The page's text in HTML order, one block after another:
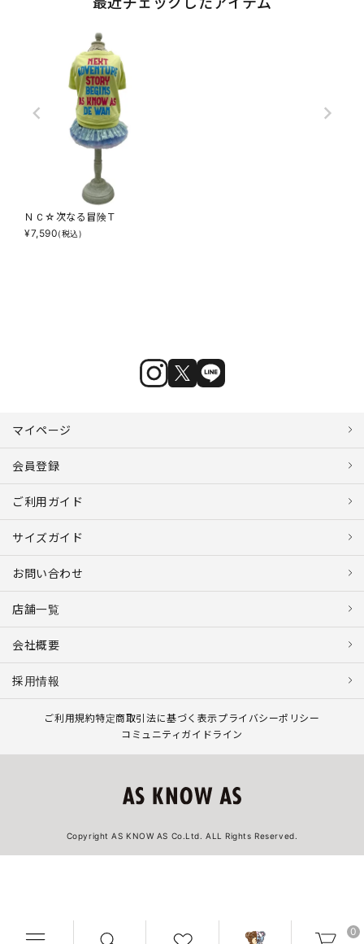
0
ＮＣ☆次なる冒険Ｔ
¥7,590(税込)
マイページ
会員登録
ご利用ガイド
サイズガイド
お問い合わせ
店舗一覧
会社概要
採用情報
ご利用規約特定商取引法に基づく表示プライバシーポリシー
コミュニティガイドライン
Copyright AS KNOW AS Co.Ltd. ALL Rights Reserved.